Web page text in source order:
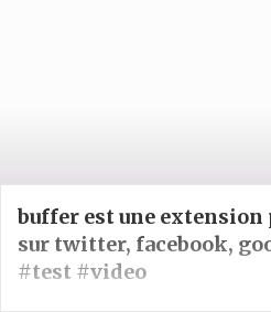
buffer est une
sur twitter, facebook,
#test #video